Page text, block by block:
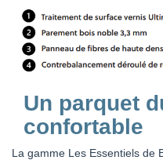
Un parquet
confortable
La gamme Les Essentiels de